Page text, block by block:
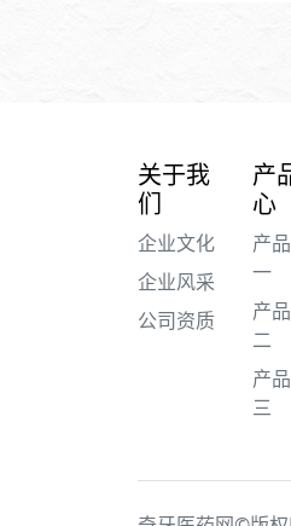
关于我
们
企业文化
企业风采
公司资质
产
心
产
一
产
二
产
三